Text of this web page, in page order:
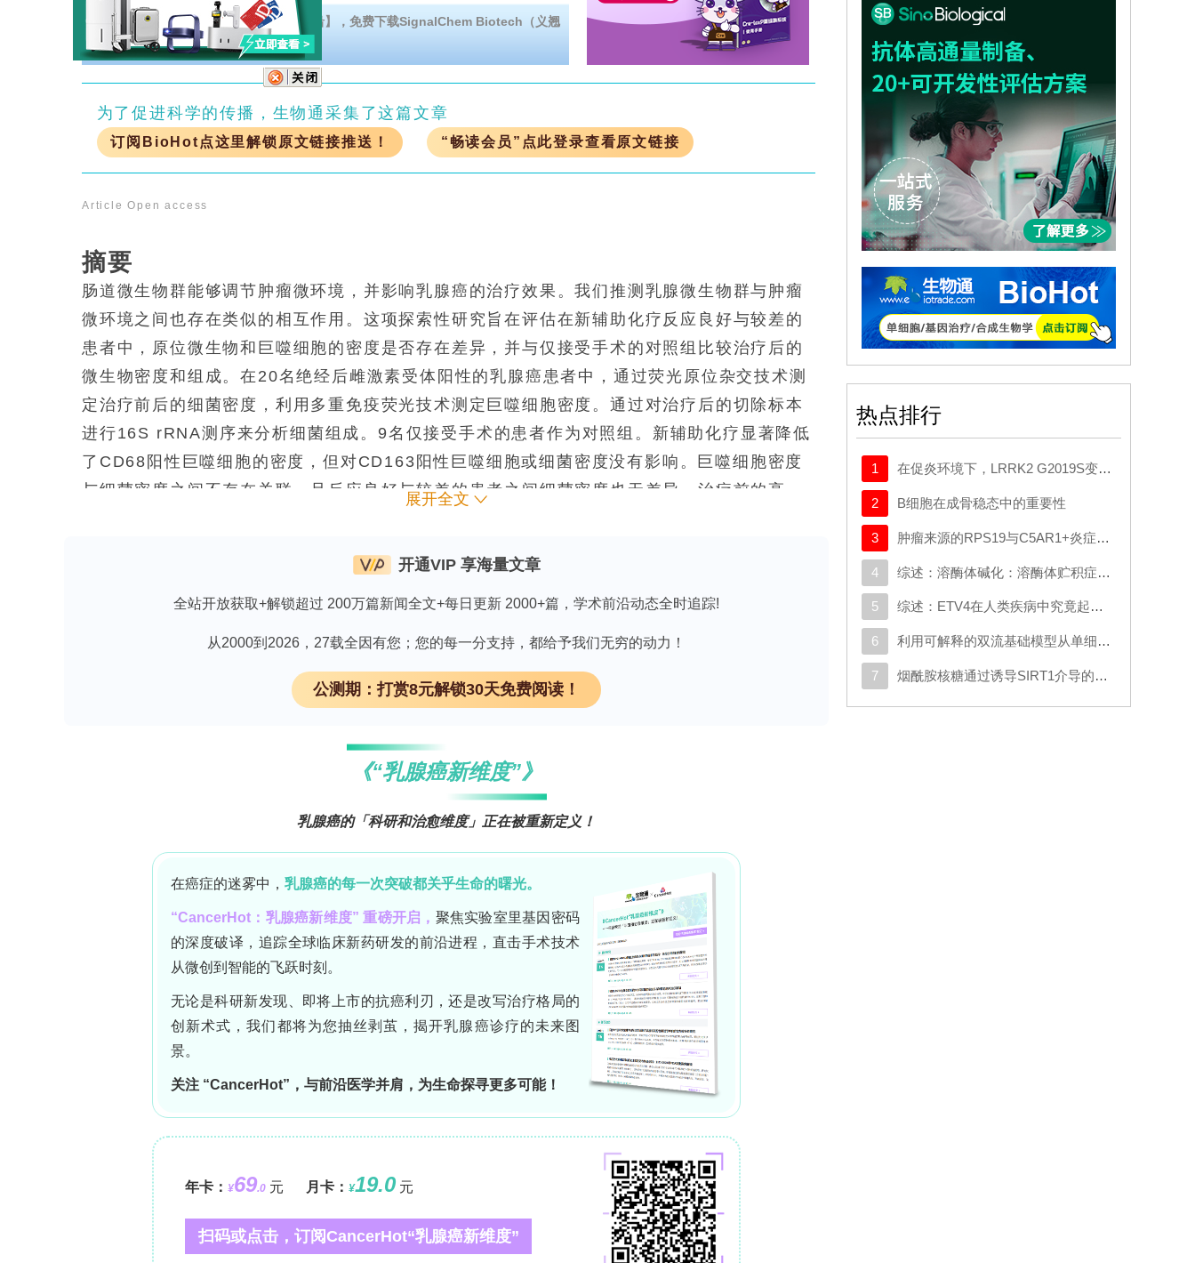
【泛素酶和PROTAC?：靶向治疗的新前沿】，免费下载SignalChem Biotech（义翘
神州全资子公司）的最新进展总结 >>>
为了促进科学的传播，生物通采集了这篇文章
订阅BioHot点这里解锁原文链接推送！ “畅读会员”点此登录查看原文链接
Article Open access
摘要
肠道微生物群能够调节肿瘤微环境，并影响乳腺癌的治疗效果。我们推测乳腺微生物群与肿瘤
微环境之间也存在类似的相互作用。这项探索性研究旨在评估在新辅助化疗反应良好与较差的
患者中，原位微生物和巨噬细胞的密度是否存在差异，并与仅接受手术的对照组比较治疗后的
微生物密度和组成。在20名绝经后雌激素受体阳性的乳腺癌患者中，通过荧光原位杂交技术测
定治疗前后的细菌密度，利用多重免疫荧光技术测定巨噬细胞密度。通过对治疗后的切除标本
进行16S rRNA测序来分析细菌组成。9名仅接受手术的患者作为对照组。新辅助化疗显著降低
了CD68阳性巨噬细胞的密度，但对CD163阳性巨噬细胞或细菌密度没有影响。巨噬细胞密度
与细菌密度之间不存在关联，且反应良好与较差的患者之间细菌密度也无差异。治疗前的高
微生物群和巨噬细胞，而巨噬细胞有望成为预测治疗反应的生物标志物。未来研究应进一步关
注乳腺微生物群与局部免疫系统之间的相互作用。
展开全文
开通VIP 享海量文章
全站开放获取+解锁超过 200万篇新闻全文+每日更新 2000+篇，学术前沿动态全时追踪!
从2000到2026，27载全因有您；您的每一分支持，都给予我们无穷的动力！
公测期：打赏8元解锁30天免费阅读！
热点排行
1 在促炎环境下，LRRK2 G2019S变异体与帕金森病患者髓系细胞中的转录变化相关
2 B细胞在成骨稳态中的重要性
3 肿瘤来源的RPS19与C5AR1+炎症巨噬细胞相互作用，促使星形胶质细胞重编程并推动胶质母细胞瘤的进展
4 综述：溶酶体碱化：溶酶体贮积症与典型神经退行性疾病中的共同机制
5 综述：ETV4在人类疾病中究竟起什么作用：新的功能、机制及治疗前景
6 利用可解释的双流基础模型从单细胞数据中揭示生物学奥秘
7 烟酰胺核糖通过诱导SIRT1介导的SMAD7去乙酰化以及激活TGF-β/SMAD2/3信号通路，促进人类脂肪干细胞的成软骨分化